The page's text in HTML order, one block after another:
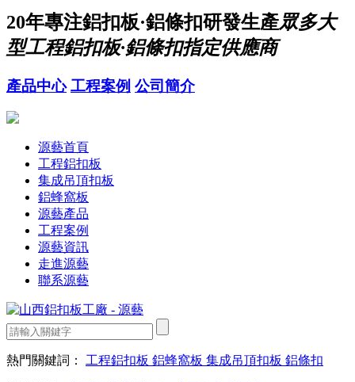
20年專注鋁扣板·鋁條扣研發生產眾多大
型工程鋁扣板·鋁條扣指定供應商
產品中心 工程案例 公司簡介
源藝首頁
工程鋁扣板
集成吊頂扣板
鋁蜂窩板
源藝產品
工程案例
源藝資訊
走進源藝
聯系源藝
熱門關鍵詞： 工程鋁扣板 鋁蜂窩板 集成吊頂扣板 鋁條扣